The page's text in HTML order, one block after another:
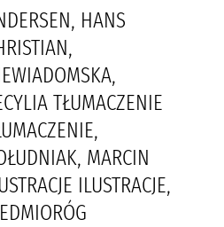
HANS
TŁUMACZENIE
MARCIN
ILUSTRACJE,